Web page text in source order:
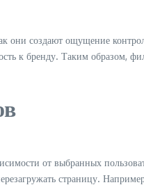
создают ощущение
к бренду. Таким образом,
от выбранных
страницу.